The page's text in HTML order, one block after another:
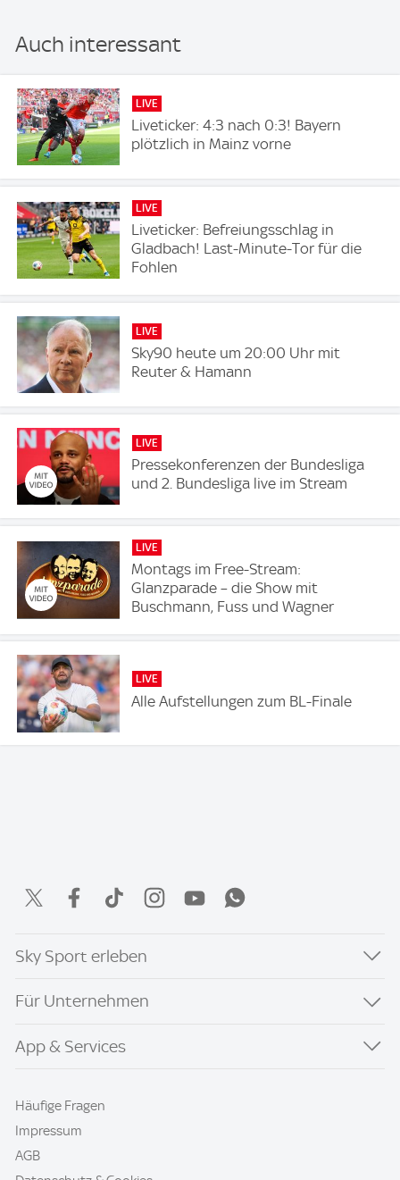
Auch interessant
LIVE
Liveticker: 4:3 nach 0:3! Bayern
plötzlich in Mainz vorne
LIVE
Liveticker: Befreiungsschlag in
Gladbach! Last-Minute-Tor für die
Fohlen
LIVE
Sky90 heute um 20:00 Uhr mit
Reuter & Hamann
LIVE
Pressekonferenzen der Bundesliga
und 2. Bundesliga live im Stream
LIVE
Montags im Free-Stream:
Glanzparade – die Show mit
Buschmann, Fuss und Wagner
LIVE
Alle Aufstellungen zum BL-Finale
Sky Sport erleben
Für Unternehmen
App & Services
Häufige Fragen
Impressum
AGB